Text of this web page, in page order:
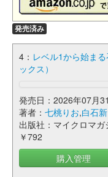
発売済み
4： レベル1から始ま
ックス）
発売日：2026年07月
著者： 七桃りお,白石新
出版社：マイクロマガ
￥792
購入管理